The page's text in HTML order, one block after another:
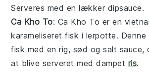
Serveres med en lækker dipsauce.
Ca Kho To: Ca Kho To er en
karameliseretfisk i lerpotte. Denne
fisk med en rig, sød og salt sauce,
at blive serveret med dampet ris.